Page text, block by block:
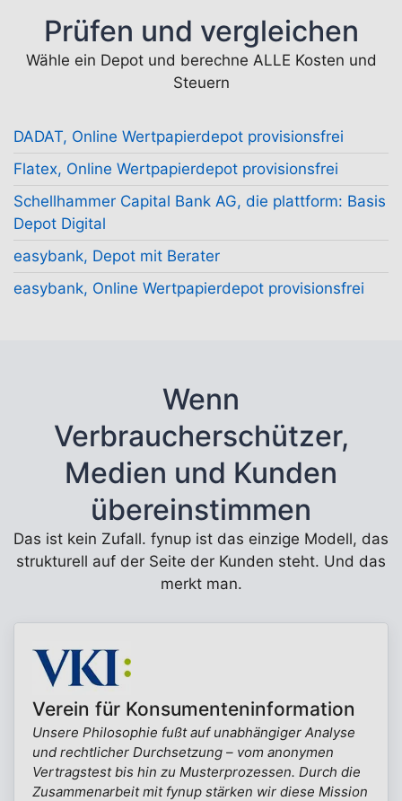
Prüfen und vergleichen
Wähle ein Depot und berechne ALLE Kosten und
Steuern
DADAT, Online Wertpapierdepot provisionsfrei
Flatex, Online Wertpapierdepot provisionsfrei
Schellhammer Capital Bank AG, die plattform: Basis
Depot Digital
easybank, Depot mit Berater
easybank, Online Wertpapierdepot provisionsfrei
Wenn
Verbraucherschützer,
Medien und Kunden
übereinstimmen
Das ist kein Zufall. fynup ist das einzige Modell, das
strukturell auf der Seite der Kunden steht. Und das
merkt man.
Verein für Konsumenteninformation
Unsere Philosophie fußt auf unabhängiger Analyse
und rechtlicher Durchsetzung – vom anonymen
Vertragstest bis hin zu Musterprozessen. Durch die
Zusammenarbeit mit fynup stärken wir diese Mission